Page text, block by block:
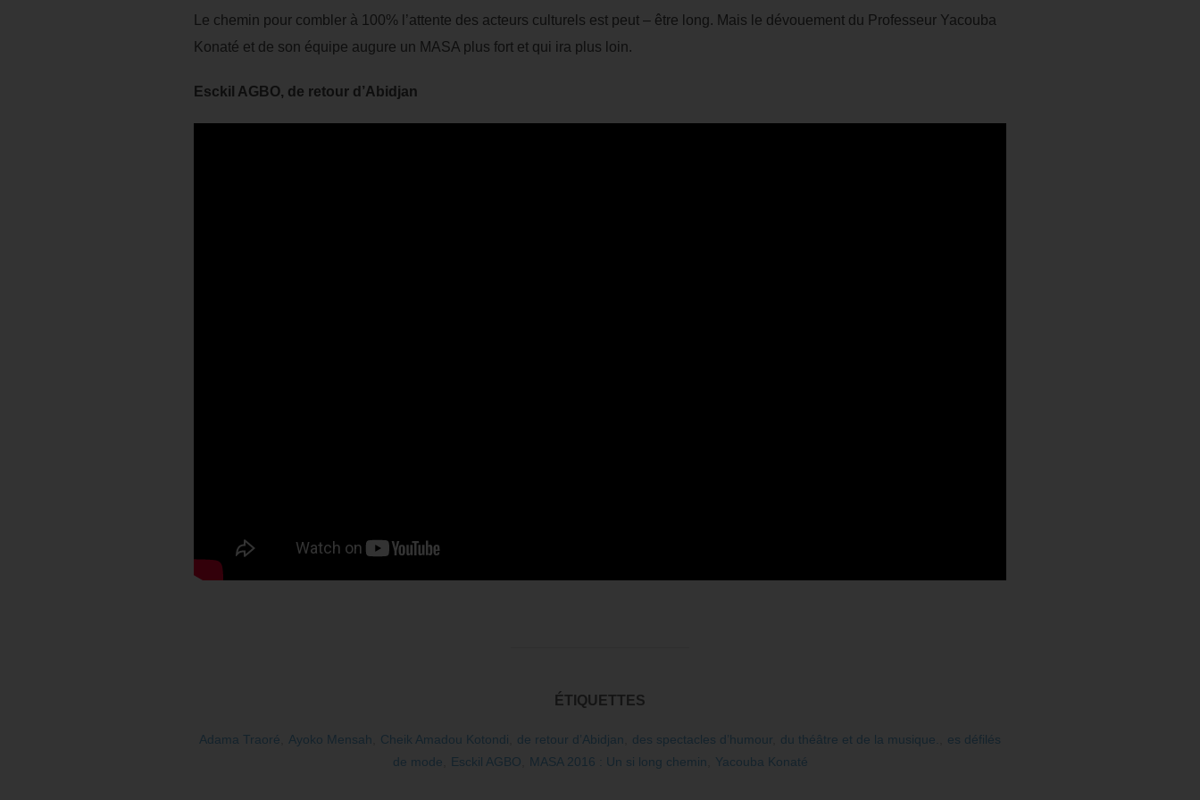
Le chemin pour combler à 100% l’attente des acteurs culturels est peut – être long. Mais le dévouement du Professeur Yacouba
Konaté et de son équipe augure un MASA plus fort et qui ira plus loin.
Esckil AGBO, de retour d’Abidjan
ÉTIQUETTES
Adama Traoré Ayoko Mensah Cheik Amadou Kotondi de retour d’Abidjan des spectacles d’humour du théâtre et de la musique.
es défilés
de mode
Esckil AGBO MASA 2016 : Un si long chemin Yacouba Konaté